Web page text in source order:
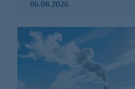
06.08.2026